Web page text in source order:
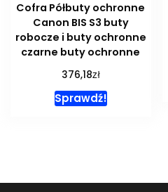
Cofra Półbuty ochronne
Canon BIS S3 buty
robocze i buty ochronne
czarne buty ochronne
376,18zł
Sprawdź!